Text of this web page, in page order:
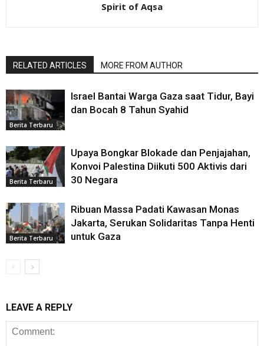
Spirit of Aqsa
RELATED ARTICLES MORE FROM AUTHOR
Berita Terbaru
Israel Bantai Warga Gaza saat Tidur, Bayi
dan Bocah 8 Tahun Syahid
Berita Terbaru
Upaya Bongkar Blokade dan Penjajahan,
Konvoi Palestina Diikuti 500 Aktivis dari
30 Negara
Berita Terbaru
Ribuan Massa Padati Kawasan Monas
Jakarta, Serukan Solidaritas Tanpa Henti
untuk Gaza
LEAVE A REPLY